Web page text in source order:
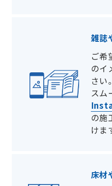
雑誌
ご希
のイ
さい
スム
の施
けま
床材